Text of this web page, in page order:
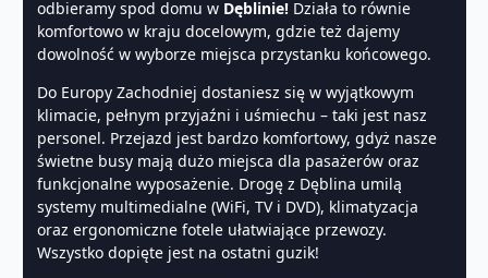
odbieramy spod domu w Dęblinie! Działa to równie
komfortowo w kraju docelowym, gdzie też dajemy
dowolność w wyborze miejsca przystanku końcowego.
Do Europy Zachodniej dostaniesz się w wyjątkowym
klimacie, pełnym przyjaźni i uśmiechu – taki jest nasz
personel. Przejazd jest bardzo komfortowy, gdyż nasze
świetne busy mają dużo miejsca dla pasażerów oraz
funkcjonalne wyposażenie. Drogę z Dęblina umilą
systemy multimedialne (WiFi, TV i DVD), klimatyzacja
oraz ergonomiczne fotele ułatwiające przewozy.
Wszystko dopięte jest na ostatni guzik!